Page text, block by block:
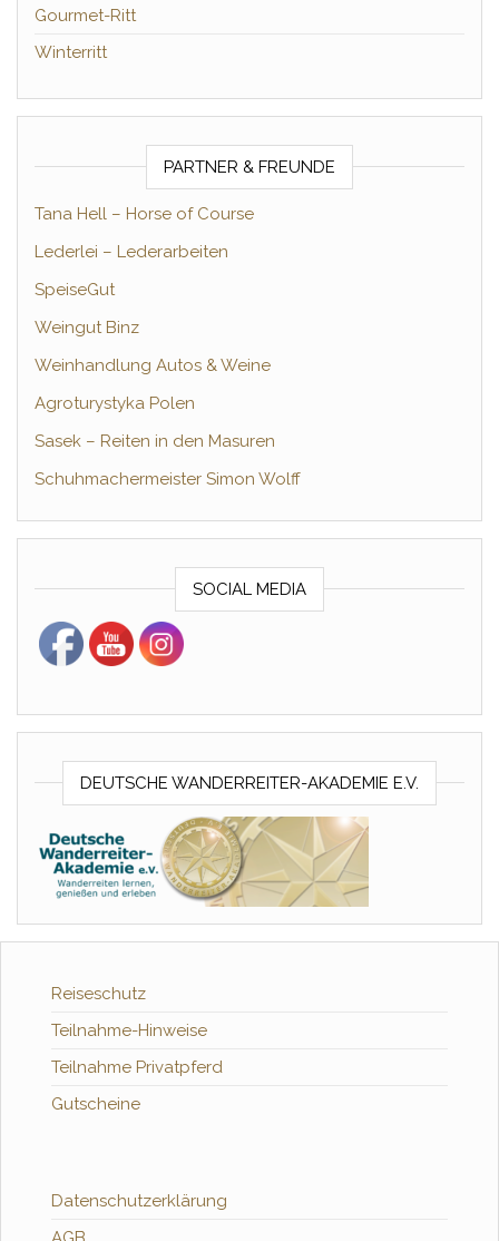
Gourmet-Ritt
Winterritt
PARTNER & FREUNDE
Tana Hell – Horse of Course
Lederlei – Lederarbeiten
SpeiseGut
Weingut Binz
Weinhandlung Autos & Weine
Agroturystyka Polen
Sasek – Reiten in den Masuren
Schuhmachermeister Simon Wolff
SOCIAL MEDIA
DEUTSCHE WANDERREITER-AKADEMIE E.V.
Reiseschutz
Teilnahme-Hinweise
Teilnahme Privatpferd
Gutscheine
Datenschutzerklärung